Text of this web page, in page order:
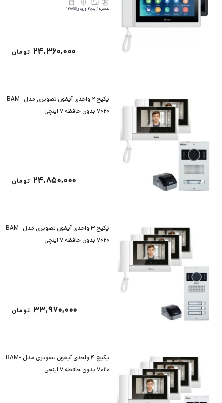
لمسی10 اینچ 2 ورودی 128GB
24,360,000 تومان
پکیج 2 واحدی آیفون تصویری مدل BAM-
7020 بدون حافظه 7 اینچی
24,850,000 تومان
پکیج 3 واحدی آیفون تصویری مدل BAM-
7020 بدون حافظه 7 اینچی
33,970,000 تومان
پکیج 4 واحدی آیفون تصویری مدل BAM-
7020 بدون حافظه 7 اینچی